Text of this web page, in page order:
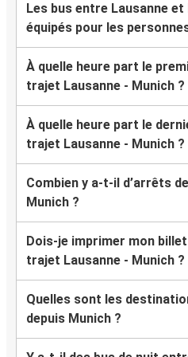
Les bus entre Lausanne
équipés pour les
À quelle heure part le
trajet Lausanne - Munich ?
À quelle heure part le
trajet Lausanne - Munich ?
Combien y a-t-il d’arrêts
Munich ?
Dois-je imprimer mon
trajet Lausanne - Munich ?
Quelles sont les
depuis Munich ?